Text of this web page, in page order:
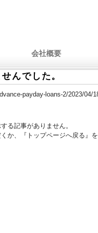
会社概要
んでした。
payday-loans-2/2023/04/
る記事がありません。
か、『トップページへ戻る』を